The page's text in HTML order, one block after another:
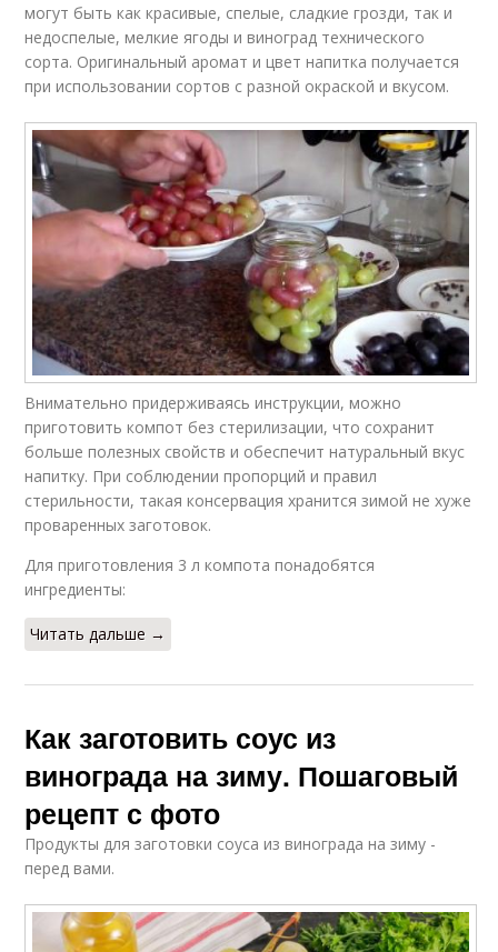
могут быть как красивые, спелые, сладкие грозди, так и
недоспелые, мелкие ягоды и виноград технического
сорта. Оригинальный аромат и цвет напитка получается
при использовании сортов с разной окраской и вкусом.
Внимательно придерживаясь инструкции, можно
приготовить компот без стерилизации, что сохранит
больше полезных свойств и обеспечит натуральный вкус
напитку. При соблюдении пропорций и правил
стерильности, такая консервация хранится зимой не хуже
проваренных заготовок.
Для приготовления 3 л компота понадобятся
ингредиенты:
Читать дальше →
Как заготовить соус из
винограда на зиму. Пошаговый
рецепт с фото
Продукты для заготовки соуса из винограда на зиму -
перед вами.